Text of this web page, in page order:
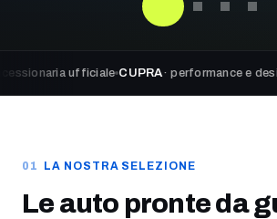
ufficiale CUPRA · performance e design Land
LA NOSTRA SELEZIONE
Le auto pronte da